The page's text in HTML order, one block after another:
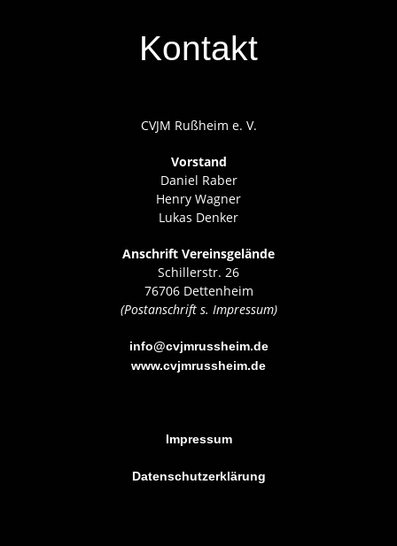
Kontakt
CVJM Rußheim e. V.
Vorstand
Daniel Raber
Henry Wagner
Lukas Denker
Anschrift Vereinsgelände
Schillerstr. 26
76706 Dettenheim
(Postanschrift s. Impressum)
info@cvjmrussheim.de
www.cvjmrussheim.de
Impressum
Datenschutzerklärung